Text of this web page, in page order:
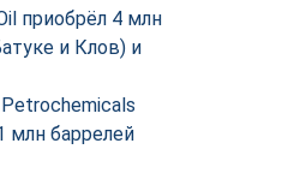
приобрёл 4 млн
и Клов) и
млн баррелей